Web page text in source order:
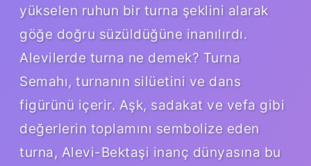
yükselen ruhun bir turna şeklini alarak
göğe doğru süzüldüğüne inanılırdı.
Alevilerde turna ne demek? Turna
Semahı, turnanın silüetini ve dans
figürünü içerir. Aşk, sadakat ve vefa gibi
değerlerin toplamını sembolize eden
turna, Alevi-Bektaşi inanç dünyasına bu